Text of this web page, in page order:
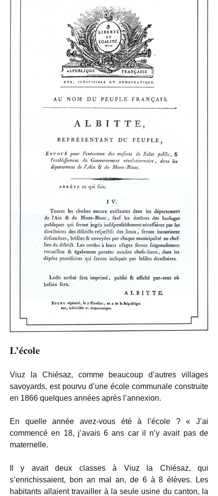
L’école
Viuz la Chiésaz, comme beaucoup d’autres villages
savoyards, est pourvu d’une école communale construite
en 1866 quelques années après l’annexion.
En quelle année avez-vous été à l’école ? « J’ai
commencé en 18, j’avais 6 ans car il n’y avait pas de
maternelle.
Il y avait deux classes à Viuz la Chiésaz, qui
s’enrichissaient, bon an mal an, de 6 à 8 élèves. Les
habitants allaient travailler à la seule usine du canton, la